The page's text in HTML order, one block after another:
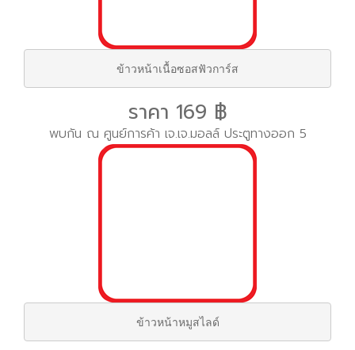
ข้าวหน้าเนื้อซอสฟัวการ์ส
ราคา 169 ฿
พบกัน ณ ศูนย์การค้า เจ.เจ.มอลล์ ประตูทางออก 5
ข้าวหน้าหมูสไลด์